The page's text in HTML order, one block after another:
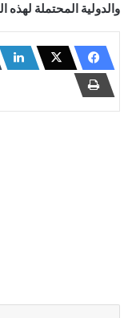
والدولية المحتملة لهذه